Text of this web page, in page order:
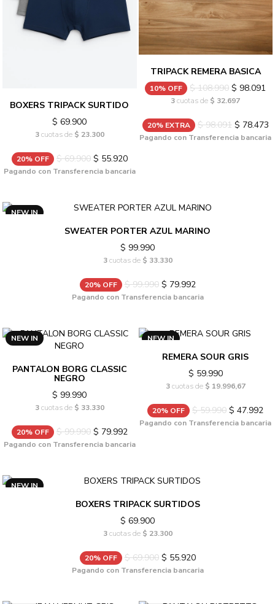
BOXERS TRIPACK SURTIDO
$ 69.900
3cuotas de $ 23.300
20% OFF $ 69.900$ 55.920
Pagando con Transferencia bancaria
TRIPACK REMERA BASICA
10% OFF $ 108.990 $ 98.091
3cuotas de $ 32.697
20% EXTRA $ 98.091$ 78.473
Pagando con Transferencia bancaria
NEW IN
SWEATER PORTER AZUL MARINO
$ 99.990
3cuotas de $ 33.330
20% OFF $ 99.990$ 79.992
Pagando con Transferencia bancaria
NEW IN
PANTALON BORG CLASSIC
NEGRO
$ 99.990
3cuotas de $ 33.330
20% OFF $ 99.990$ 79.992
Pagando con Transferencia bancaria
NEW IN
REMERA SOUR GRIS
$ 59.990
3cuotas de $ 19.996,67
20% OFF $ 59.990 $ 47.992
Pagando con Transferencia bancaria
NEW IN
BOXERS TRIPACK SURTIDOS
$ 69.900
3cuotas de $ 23.300
20% OFF $ 69.900$ 55.920
Pagando con Transferencia bancaria